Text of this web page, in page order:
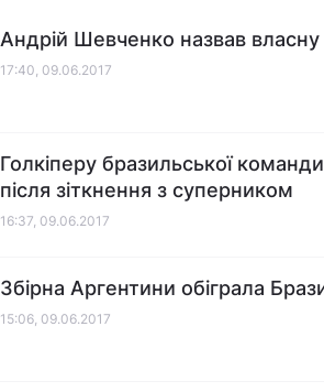
Андрій Шевченко назвав
17:40, 09.06.2017
Голкіперу бразильської
після зіткнення з суперником
16:37, 09.06.2017
Збірна Аргентини обіграла
15:06, 09.06.2017